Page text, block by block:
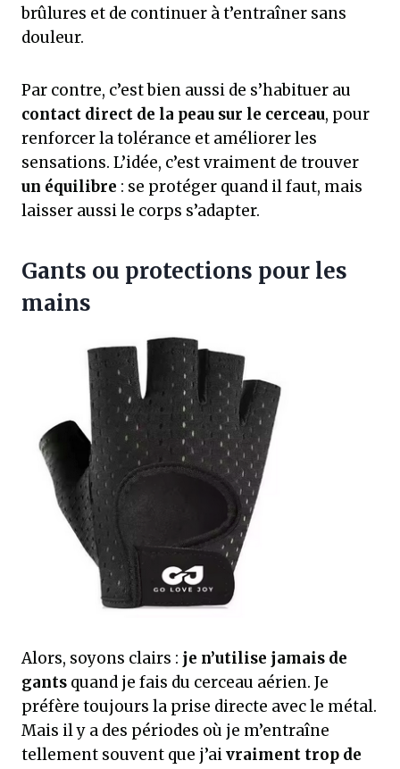
brûlures et de continuer à t’entraîner sans
douleur.
Par contre, c’est bien aussi de s’habituer au
contact direct de la peau sur le cerceau, pour
renforcer la tolérance et améliorer les
sensations. L’idée, c’est vraiment de trouver
un équilibre : se protéger quand il faut, mais
laisser aussi le corps s’adapter.
Gants ou protections pour les
mains
Alors, soyons clairs : je n’utilise jamais de
gants quand je fais du cerceau aérien. Je
préfère toujours la prise directe avec le métal.
Mais il y a des périodes où je m’entraîne
tellement souvent que j’aivraiment trop de